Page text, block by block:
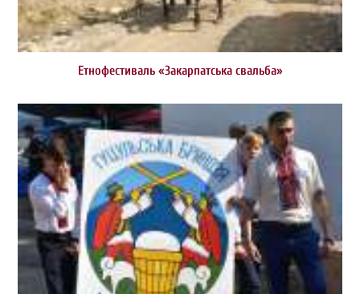
Етнофестиваль «Закарпатська свальба»